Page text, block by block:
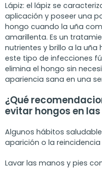
Lápiz: el lápiz se
aplicación y poseer una
hongo cuando la uña
amarillenta. Es un
nutrientes y brillo a la
este tipo de infecciones
elimina el hongo sin
apariencia sana en una
¿Qué
evitar hongos en
Algunos hábitos
aparición o la
Lavar las manos y pies